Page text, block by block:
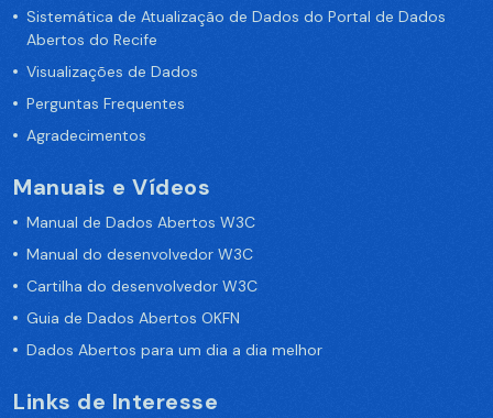
Sistemática de Atualização de Dados do Portal de Dados
Abertos do Recife
Visualizações de Dados
Perguntas Frequentes
Agradecimentos
Manuais e Vídeos
Manual de Dados Abertos W3C
Manual do desenvolvedor W3C
Cartilha do desenvolvedor W3C
Guia de Dados Abertos OKFN
Dados Abertos para um dia a dia melhor
Links de Interesse